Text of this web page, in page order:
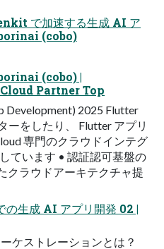
で加速する生成 AI ア
(cobo)
(cobo) |
Partner Top
Development) 2025 Flutter
ーをしたり、 Flutter アプリ
専門のクラウドインテグ
ています • 認証認可基盤の
クラウドアーキテクチャ提
生成 AI アプリ開発 02 |
ケストレーションとは？